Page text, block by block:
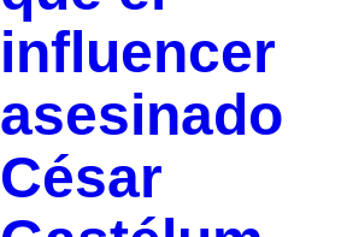
influencer
asesinado
César